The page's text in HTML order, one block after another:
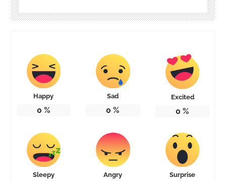
Happy
0 %
Sad
0 %
Excited
0 %
Sleepy Angry Surprise